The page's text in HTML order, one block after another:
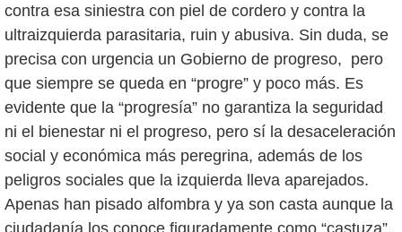
contra esa siniestra con piel de cordero y contra la
ultraizquierda parasitaria, ruin y abusiva. Sin duda, se
precisa con urgencia un Gobierno de progreso, pero
que siempre se queda en “progre” y poco más. Es
evidente que la “progresía” no garantiza la seguridad
ni el bienestar ni el progreso, pero sí la desaceleración
social y económica más peregrina, además de los
peligros sociales que la izquierda lleva aparejados.
Apenas han pisado alfombra y ya son casta aunque la
ciudadanía los conoce figuradamente como “castuza”,